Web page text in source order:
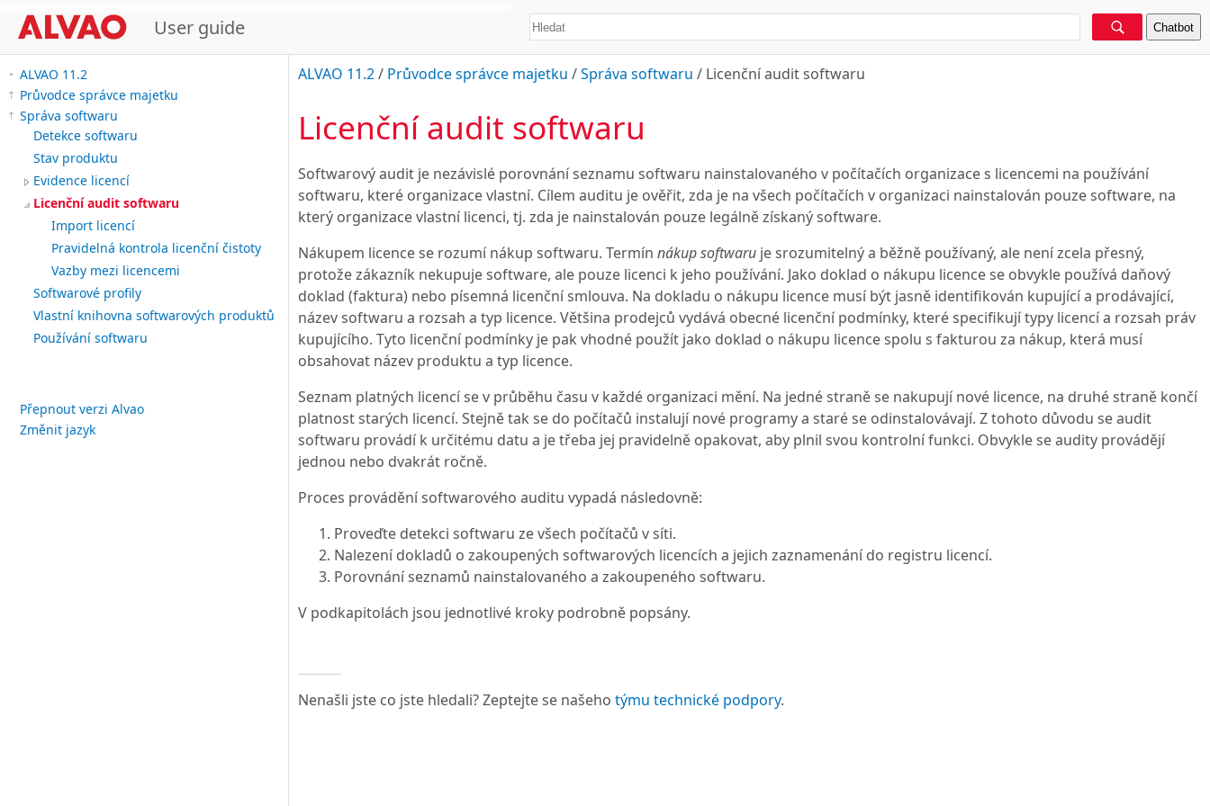
User guide Chatbot
ALVAO 11.2
Průvodce správce majetku
Správa softwaru
Detekce softwaru
Stav produktu
Evidence licencí
Licenční audit softwaru
Import licencí
Pravidelná kontrola licenční čistoty
Vazby mezi licencemi
Softwarové profily
Vlastní knihovna softwarových produktů
Používání softwaru
Přepnout verzi Alvao
Změnit jazyk
ALVAO 11.2/ Průvodce správce majetku /Správa softwaru / Licenční audit softwaru
Licenční audit softwaru
Softwarový audit je nezávislé porovnání seznamu softwaru nainstalovaného v počítačích organizace s licencemi na používání
softwaru, které organizace vlastní. Cílem auditu je ověřit, zda je na všech počítačích v organizaci nainstalován pouze software, na
který organizace vlastní licenci, tj. zda je nainstalován pouze legálně získaný software.
Nákupem licence se rozumí nákup softwaru. Termín nákup softwaru je srozumitelný a běžně používaný, ale není zcela přesný,
protože zákazník nekupuje software, ale pouze licenci k jeho používání. Jako doklad o nákupu licence se obvykle používá daňový
doklad (faktura) nebo písemná licenční smlouva. Na dokladu o nákupu licence musí být jasně identifikován kupující a prodávající,
název softwaru a rozsah a typ licence. Většina prodejců vydává obecné licenční podmínky, které specifikují typy licencí a rozsah práv
kupujícího. Tyto licenční podmínky je pak vhodné použít jako doklad o nákupu licence spolu s fakturou za nákup, která musí
obsahovat název produktu a typ licence.
Seznam platných licencí se v průběhu času v každé organizaci mění. Na jedné straně se nakupují nové licence, na druhé straně končí
platnost starých licencí. Stejně tak se do počítačů instalují nové programy a staré se odinstalovávají. Z tohoto důvodu se audit
softwaru provádí k určitému datu a je třeba jej pravidelně opakovat, aby plnil svou kontrolní funkci. Obvykle se audity provádějí
jednou nebo dvakrát ročně.
Proces provádění softwarového auditu vypadá následovně:
Proveďte detekci softwaru ze všech počítačů v síti.
Nalezení dokladů o zakoupených softwarových licencích a jejich zaznamenání do registru licencí.
Porovnání seznamů nainstalovaného a zakoupeného softwaru.
V podkapitolách jsou jednotlivé kroky podrobně popsány.
Nenašli jste co jste hledali? Zeptejte se našeho týmu technické podpory.